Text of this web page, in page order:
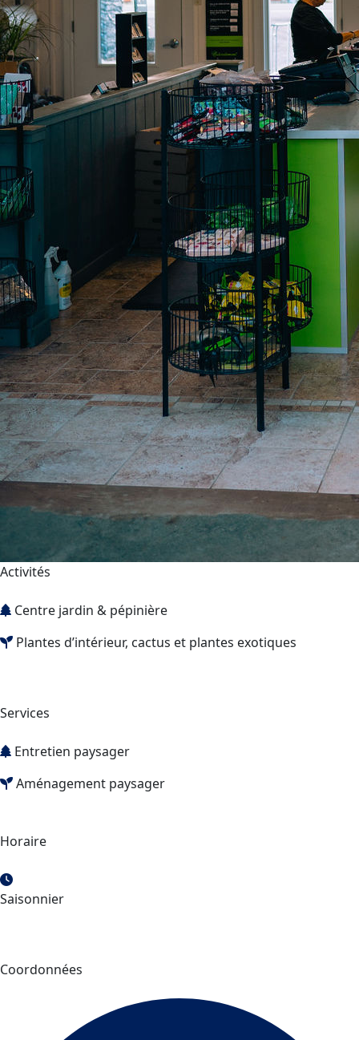
Activités
Centre jardin & pépinière
Plantes d’intérieur, cactus et plantes exotiques
Services
Entretien paysager
Aménagement paysager
Horaire
Saisonnier
Coordonnées
Serres Dame Nature